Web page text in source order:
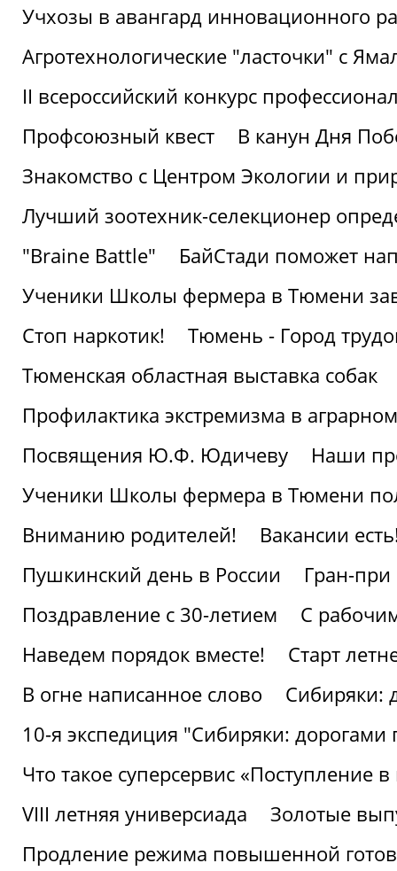
Учхозы в авангард инновационного
Агротехнологические "ласточки" с
II всероссийский конкурс
Профсоюзный квест
В канун Дня
Знакомство с Центром Экологии и
Лучший зоотехник-селекционер
"Braine Battle"
БайСтади поможет
Ученики Школы фермера в Тюмени
Стоп наркотик!
Тюмень - Город
Тюменская областная выставка собак
Профилактика экстремизма в аграрном
Посвящения Ю.Ф. Юдичеву
Наши
Ученики Школы фермера в Тюмени
Вниманию родителей!
Вакансии
Пушкинский день в России
Гран-
Поздравление с 30-летием
С
Наведем порядок вместе!
Старт
В огне написанное слово
Сибиряки:
10-я экспедиция "Сибиряки: дорогами
Что такое суперсервис «Поступление
VIII летняя универсиада
Золотые
Продление режима повышенной